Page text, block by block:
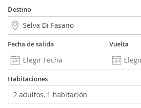
Destino
Fecha de salida Vuelta
Habitaciones